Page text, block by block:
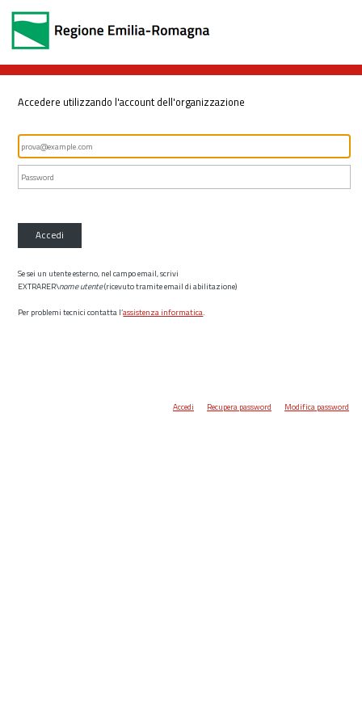
Accedere utilizzando l'account dell'organizzazione
Accedi
Se sei un utente esterno, nel campo email, scrivi
EXTRARER\nome utente(ricevuto tramite email di abilitazione)
Per problemi tecnici contatta l’assistenza informatica.
Accedi Recupera password Modifica password